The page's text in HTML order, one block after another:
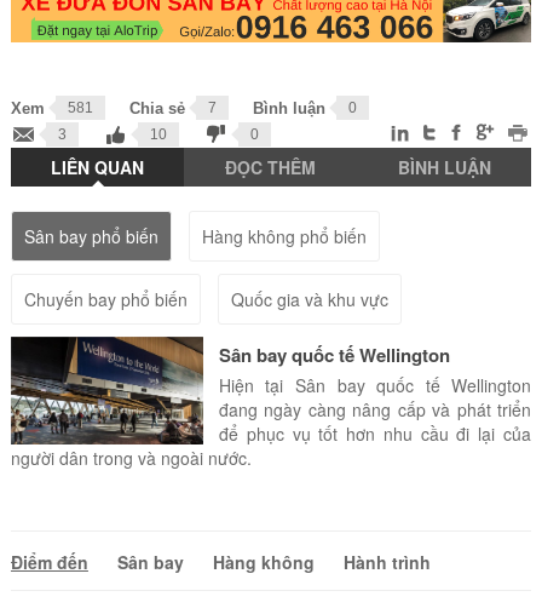
Xem 581 Chia sẻ 7 Bình luận
0
3
10 0
LIÊN QUAN ĐỌC THÊM BÌNH LUẬN
Sân bay phổ biến Hàng không phổ biến
Chuyến bay phổ biến Quốc gia và khu vực
Sân bay quốc tế Wellington
Hiện tại Sân bay quốc tế Wellington
đang ngày càng nâng cấp và phát triển
để phục vụ tốt hơn nhu cầu đi lại của
người dân trong và ngoài nước.
Điểm đến Sân bay Hàng không Hành trình